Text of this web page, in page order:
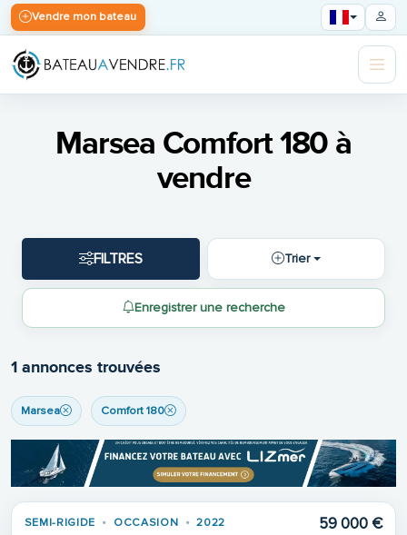
Vendre mon bateau
Marsea Comfort 180 à
vendre
FILTRES Trier
Enregistrer une recherche
1 annonces trouvées
Marsea Comfort 180
SEMI-RIGIDE OCCASION 2022 59 000 €